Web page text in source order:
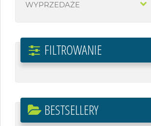
WYPRZEDAŻE
FILTROWANIE
BESTSELLERY